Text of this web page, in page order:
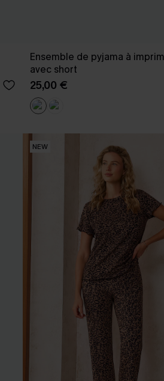
Ensemble de pyjama à
avec short
25,00 €
NEW